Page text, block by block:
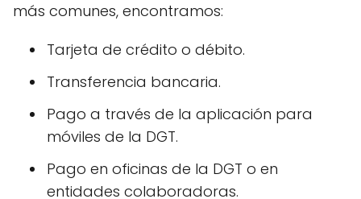
más comunes, encontramos:
Tarjeta de crédito o débito.
Transferencia bancaria.
Pago a través de la aplicación para
móviles de la DGT.
Pago en oficinas de la DGT o en
entidades colaboradoras.